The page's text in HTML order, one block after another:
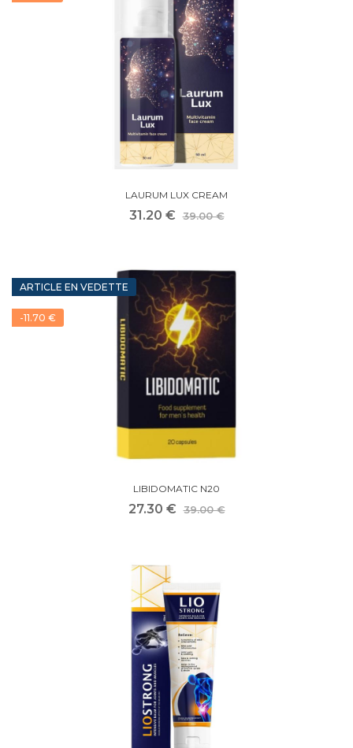
LAURUM LUX CREAM
31.20 € 39.00 €
ARTICLE EN VEDETTE
-11.70 €
LIBIDOMATIC N20
27.30 € 39.00 €